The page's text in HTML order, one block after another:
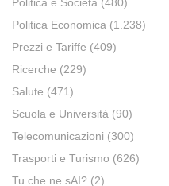
Politica Economica (1.238)
Prezzi e Tariffe (409)
Ricerche (229)
Salute (471)
Scuola e Università (90)
Telecomunicazioni (300)
Trasporti e Turismo (626)
Tu che ne sAI? (2)